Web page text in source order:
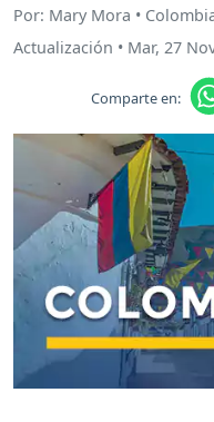
Por: Mary Mora •
Actualización • Mar, 27
Comparte en: